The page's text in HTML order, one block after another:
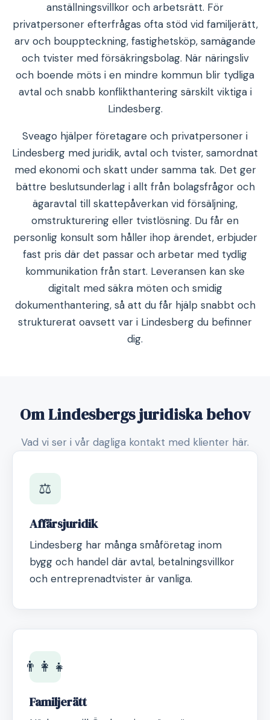
anställningsvillkor och arbetsrätt. För
privatpersoner efterfrågas ofta stöd vid familjerätt,
arv och bouppteckning, fastighetsköp, samägande
och tvister med försäkringsbolag. När näringsliv
och boende möts i en mindre kommun blir tydliga
avtal och snabb konflikthantering särskilt viktiga i
Lindesberg.
Sveago hjälper företagare och privatpersoner i
Lindesberg med juridik, avtal och tvister, samordnat
med ekonomi och skatt under samma tak. Det ger
bättre beslutsunderlag i allt från bolagsfrågor och
ägaravtal till skattepåverkan vid försäljning,
omstrukturering eller tvistlösning. Du får en
personlig konsult som håller ihop ärendet, erbjuder
fast pris där det passar och arbetar med tydlig
kommunikation från start. Leveransen kan ske
digitalt med säkra möten och smidig
dokumenthantering, så att du får hjälp snabbt och
strukturerat oavsett var i Lindesberg du befinner
dig.
Om Lindesbergs juridiska behov
Vad vi ser i vår dagliga kontakt med klienter här.
⚖️
Affärsjuridik
Lindesberg har många småföretag inom
bygg och handel där avtal, betalningsvillkor
och entreprenadtvister är vanliga.
👨‍👩‍👧
Familjerätt